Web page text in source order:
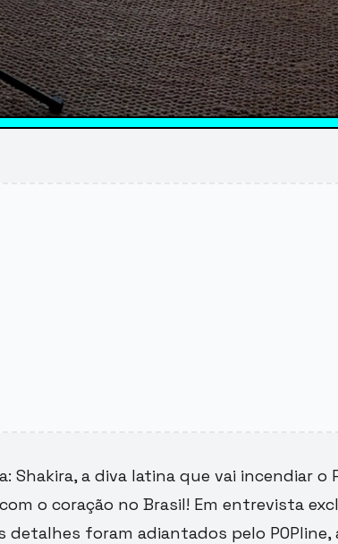
Shakira, a diva latina que vai incendiar o
o coração no Brasil! Em entrevista
detalhes foram adiantados pelo POPline,